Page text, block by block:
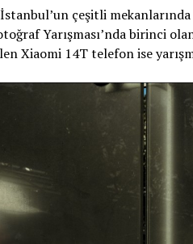
çeşitli
Yarışması’nda birinci
Xiaomi 14T telefon ise